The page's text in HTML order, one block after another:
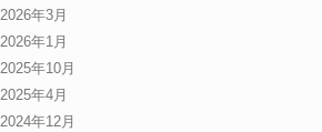
2026年3月
2026年1月
2025年10月
2025年4月
2024年12月